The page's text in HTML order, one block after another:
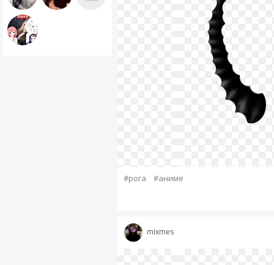
#рога #аниме
mixmes